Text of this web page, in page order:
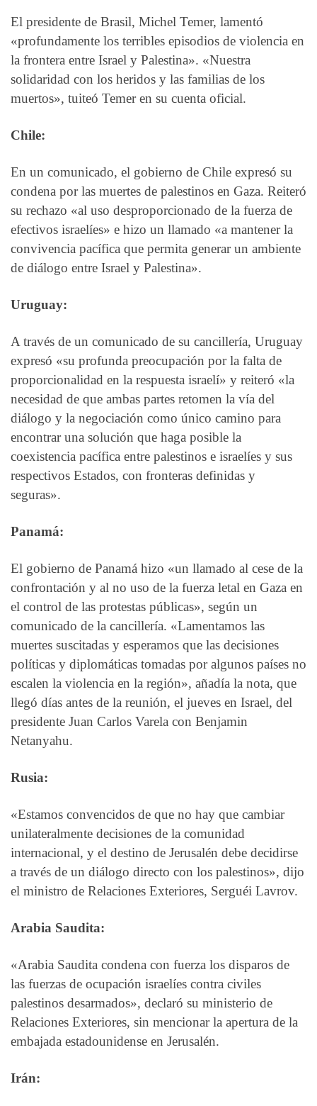
El presidente de Brasil, Michel Temer, lamentó
«profundamente los terribles episodios de violencia en
la frontera entre Israel y Palestina». «Nuestra
solidaridad con los heridos y las familias de los
muertos», tuiteó Temer en su cuenta oficial.
Chile:
En un comunicado, el gobierno de Chile expresó su
condena por las muertes de palestinos en Gaza. Reiteró
su rechazo «al uso desproporcionado de la fuerza de
efectivos israelíes» e hizo un llamado «a mantener la
convivencia pacífica que permita generar un ambiente
de diálogo entre Israel y Palestina».
Uruguay:
A través de un comunicado de su cancillería, Uruguay
expresó «su profunda preocupación por la falta de
proporcionalidad en la respuesta israelí» y reiteró «la
necesidad de que ambas partes retomen la vía del
diálogo y la negociación como único camino para
encontrar una solución que haga posible la
coexistencia pacífica entre palestinos e israelíes y sus
respectivos Estados, con fronteras definidas y
seguras».
Panamá:
El gobierno de Panamá hizo «un llamado al cese de la
confrontación y al no uso de la fuerza letal en Gaza en
el control de las protestas públicas», según un
comunicado de la cancillería. «Lamentamos las
muertes suscitadas y esperamos que las decisiones
políticas y diplomáticas tomadas por algunos países no
escalen la violencia en la región», añadía la nota, que
llegó días antes de la reunión, el jueves en Israel, del
presidente Juan Carlos Varela con Benjamin
Netanyahu.
Rusia:
«Estamos convencidos de que no hay que cambiar
unilateralmente decisiones de la comunidad
internacional, y el destino de Jerusalén debe decidirse
a través de un diálogo directo con los palestinos», dijo
el ministro de Relaciones Exteriores, Serguéi Lavrov.
Arabia Saudita:
«Arabia Saudita condena con fuerza los disparos de
las fuerzas de ocupación israelíes contra civiles
palestinos desarmados», declaró su ministerio de
Relaciones Exteriores, sin mencionar la apertura de la
embajada estadounidense en Jerusalén.
Irán: